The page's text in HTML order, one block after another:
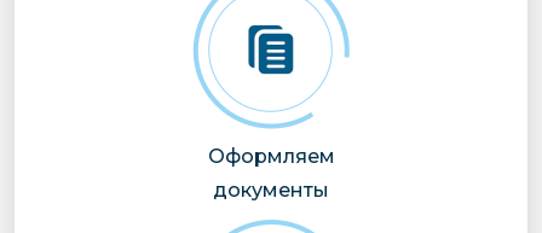
Оформляем
документы